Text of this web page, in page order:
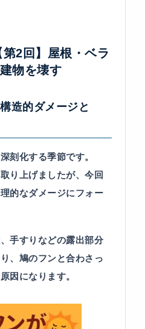
2回】屋根・ベラ
物を壊す
造的ダメージと
刻化する季節です。
り上げましたが、今回
的なダメージにフォー
手すりなどの露出部分
、鳩のフンと合わさっ
因になります。